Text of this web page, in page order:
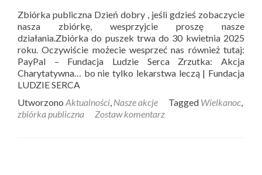
Zbiórka publiczna Dzień dobry , jeśli gdzieś zobaczycie
nasza zbiórkę, wesprzyjcie proszę nasze
działania.Zbiórka do puszek trwa do 30 kwietnia 2025
roku. Oczywiście możecie wesprzeć nas również tutaj:
PayPal – Fundacja Ludzie Serca Zrzutka: Akcja
Charytatywna… bo nie tylko lekarstwa leczą | Fundacja
LUDZIE SERCA
Utworzono Aktualności, Nasze akcje Tagged Wielkanoc,
zbiórka publiczna
Zostaw komentarz